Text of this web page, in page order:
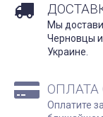
Мы
Черновцы
Украине.
Оплатите